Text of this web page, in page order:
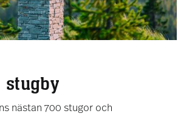
stugby
nästan 700 stugor och